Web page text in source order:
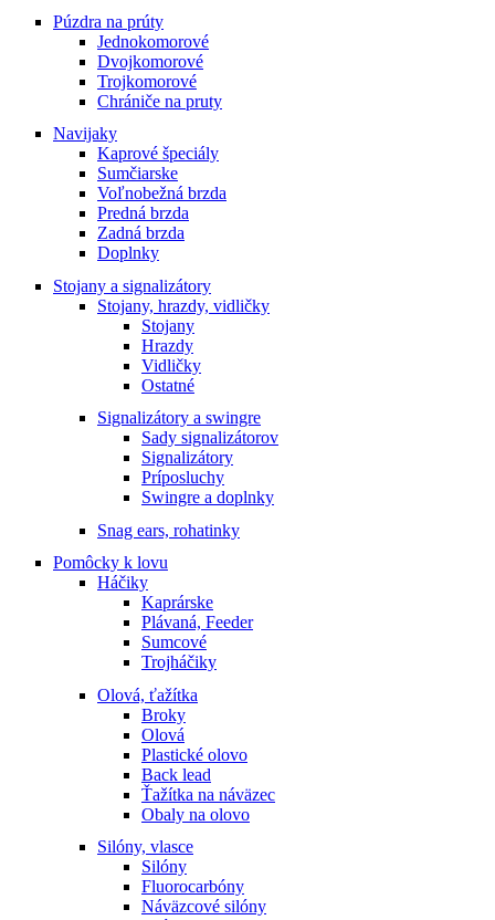
Púzdra na prúty
Jednokomorové
Dvojkomorové
Trojkomorové
Chrániče na pruty
Navijaky
Kaprové špeciály
Sumčiarske
Voľnobežná brzda
Predná brzda
Zadná brzda
Doplnky
Stojany a signalizátory
Stojany, hrazdy, vidličky
Stojany
Hrazdy
Vidličky
Ostatné
Signalizátory a swingre
Sady signalizátorov
Signalizátory
Príposluchy
Swingre a doplnky
Snag ears, rohatinky
Pomôcky k lovu
Háčiky
Kaprárske
Plávaná, Feeder
Sumcové
Trojháčiky
Olová, ťažítka
Broky
Olová
Plastické olovo
Back lead
Ťažítka na náväzec
Obaly na olovo
Silóny, vlasce
Silóny
Fluorocarbóny
Náväzcové silóny